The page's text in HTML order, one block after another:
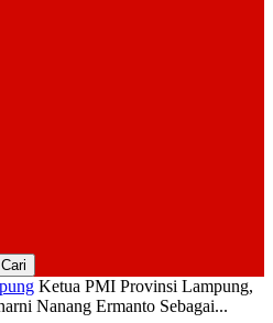
Ketua PMI Provinsi Lampung,
Nanang Ermanto Sebagai...